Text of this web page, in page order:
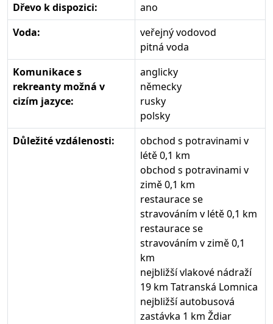
Dřevo k dispozici:
ano
Voda:
veřejný vodovod
pitná voda
Komunikace s
rekreanty možná v
cizím jazyce:
anglicky
německy
rusky
polsky
Důležité vzdálenosti:
obchod s potravinami v
létě 0,1 km
obchod s potravinami v
zimě 0,1 km
restaurace se
stravováním v létě 0,1 km
restaurace se
stravováním v zimě 0,1
km
nejbližší vlakové nádraží
19 km Tatranská Lomnica
nejbližší autobusová
zastávka 1 km Ždiar